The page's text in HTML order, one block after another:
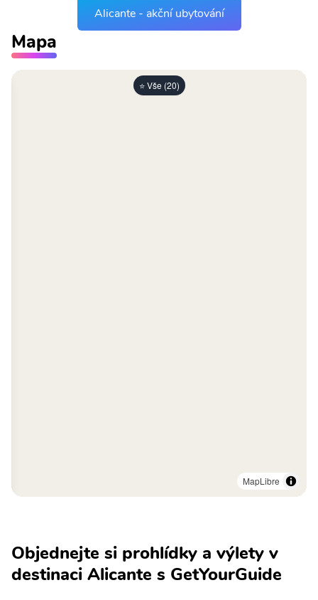
Alicante - akční ubytování
Mapa
⭐ Vše (20)
MapLibre
Objednejte si prohlídky a výlety v
destinaci Alicante s GetYourGuide